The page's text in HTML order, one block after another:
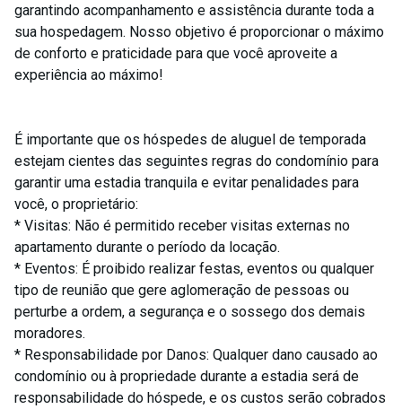
garantindo acompanhamento e assistência durante toda a
sua hospedagem. Nosso objetivo é proporcionar o máximo
de conforto e praticidade para que você aproveite a
experiência ao máximo!
É importante que os hóspedes de aluguel de temporada
estejam cientes das seguintes regras do condomínio para
garantir uma estadia tranquila e evitar penalidades para
você, o proprietário:
* Visitas: Não é permitido receber visitas externas no
apartamento durante o período da locação.
* Eventos: É proibido realizar festas, eventos ou qualquer
tipo de reunião que gere aglomeração de pessoas ou
perturbe a ordem, a segurança e o sossego dos demais
moradores.
* Responsabilidade por Danos: Qualquer dano causado ao
condomínio ou à propriedade durante a estadia será de
responsabilidade do hóspede, e os custos serão cobrados